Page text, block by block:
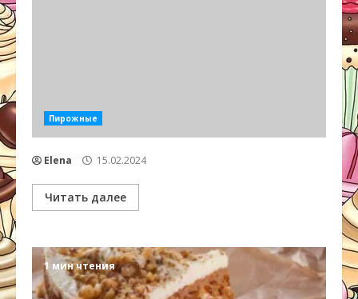
Пирожные
Elena 15.02.2024
Читать далее
1 мин чтения